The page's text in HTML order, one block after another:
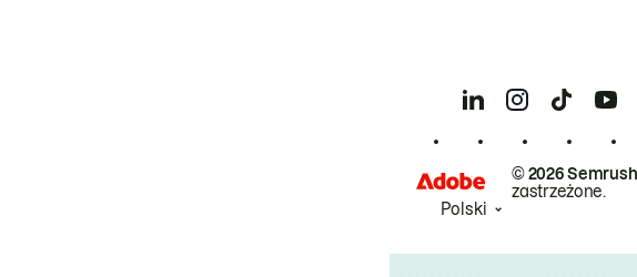
© 2026
zastrzeżone.
Polski